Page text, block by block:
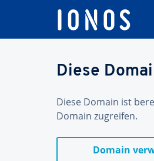
Diese
Diese Domain ist
Domain zugreifen.
Domain